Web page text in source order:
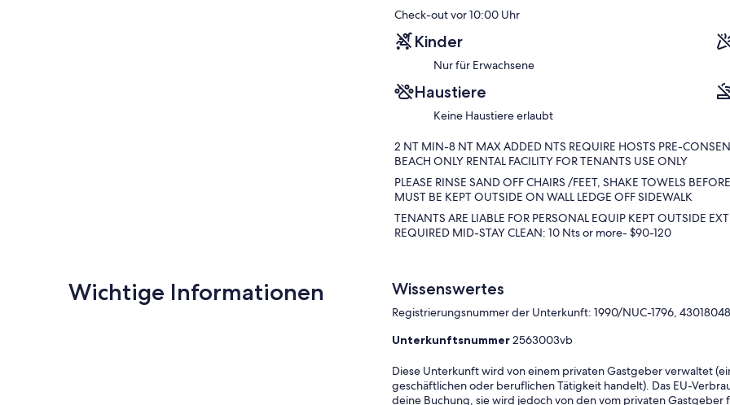
shower, supplied with bath towels sets an beach towels. The unit
“WIFI” wireless ready.
There is AC available for cool air as preferred. The kitchenette is
coffeemaker with 4 complimentary K- coffee cups to start
toaster, dishes, and utensils. There is microwave cooking only.
all personal soaps an toiletries.
Rental has direct side walk private access to front lawn sitting area
panoramic view of Kailua Bay and Mokulua Twin Islands. The
shared with tenants of second rental on premise. For extra
protection from outside, an inside there's partial view a full
included for use at rental beach premise only. There are out side
and swimming. There are convenient clothes lines right outside
Washer/Dryer. Laundromats are 5 min away.
*Depart fee: Christmas, Thanksgiving Holiday's-$50.
- 15-29 DAYS PRIOR TO ARRIVAL, FOR HALF REFUND
- 14 DAYS OR LESS, PRIOR TO ARRIVAL, NO REFUND
Check-out vor 10:00 Uhr
Kinder
Nur für Erwachsene
Haustiere
Keine Haustiere erlaubt
2 NT MIN-8 NT MAX ADDED NTS REQUIRE HOSTS PRE-
BEACH ONLY RENTAL FACILITY FOR TENANTS USE ONLY
PLEASE RINSE SAND OFF CHAIRS /FEET, SHAKE TOWELS
MUST BE KEPT OUTSIDE ON WALL LEDGE OFF SIDEWALK
TENANTS ARE LIABLE FOR PERSONAL EQUIP KEPT OUTSIDE
REQUIRED MID-STAY CLEAN: 10 Nts or more- $90-120
Wichtige Informationen Wissenswertes
Registrierungsnummer der Unterkunft: 1990/NUC-1796,
Unterkunftsnummer2563003vb
Diese Unterkunft wird von einem privaten Gastgeber verwaltet
geschäftlichen oder beruflichen Tätigkeit handelt). Das EU-
deine Buchung, sie wird jedoch von den vom privaten